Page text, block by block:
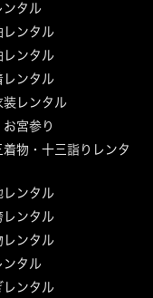
ンタル
レンタル
レンタル
レンタル
装レンタル
お宮参り
着物・十三詣りレンタ
レンタル
レンタル
レンタル
ンタル
レンタル